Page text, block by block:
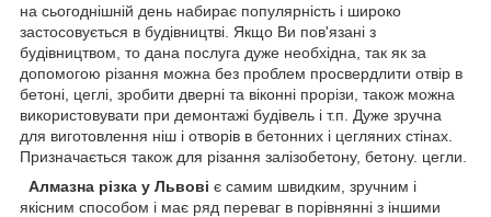
на сьогоднішній день набирає популярність і широко
застосовується в будівництві. Якщо Ви пов'язані з
будівництвом, то дана послуга дуже необхідна, так як за
допомогою різання можна без проблем просвердлити отвір в
бетоні, цеглі, зробити дверні та віконні прорізи, також можна
використовувати при демонтажі будівель і т.п. Дуже зручна
для виготовлення ніш і отворів в бетонних і цегляних стінах.
Призначається також для різання залізобетону, бетону. цегли.
Алмазна різка у Львові є самим швидким, зручним і
якісним способом і має ряд переваг в порівнянні з іншими